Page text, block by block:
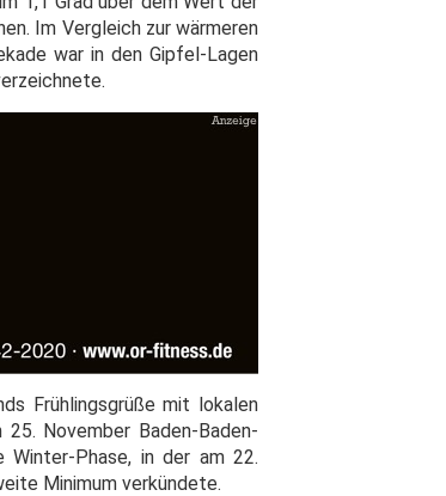
Im Vergleich zur wärmeren
war in den Gipfel-Lagen
Frühlingsgrüße mit lokalen
November Baden-Baden-
Winter-Phase, in der am 22.
Minimum verkündete.